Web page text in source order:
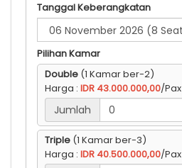
Tanggal Keberangkatan
Pilihan Kamar
Double (1 Kamar ber-2)
Harga : IDR 43.000.000,00/Pax
Jumlah
Triple (1 Kamar ber-3)
Harga : IDR 40.500.000,00/Pax